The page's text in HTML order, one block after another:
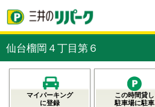
仙台榴岡４丁目第６
マイパーキング
に登録
この時間貸し
駐車場に駐車